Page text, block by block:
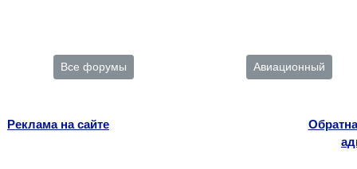
Все форумы Авиационный
Реклама на сайте